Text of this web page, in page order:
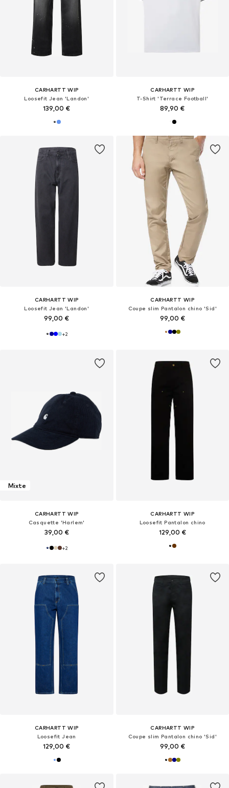
CARHARTT WIP
Loosefit Jean 'Landon'
139,00 €
CARHARTT WIP
T-Shirt 'Terrace Football'
89,90 €
CARHARTT WIP
Loosefit Jean 'Landon'
99,00 €
+2
CARHARTT WIP
Coupe slim Pantalon chino 'Sid'
99,00 €
Mixte
CARHARTT WIP
Casquette 'Harlem'
39,00 €
+2
CARHARTT WIP
Loosefit Pantalon chino
129,00 €
CARHARTT WIP
Loosefit Jean
129,00 €
CARHARTT WIP
Coupe slim Pantalon chino 'Sid'
99,00 €